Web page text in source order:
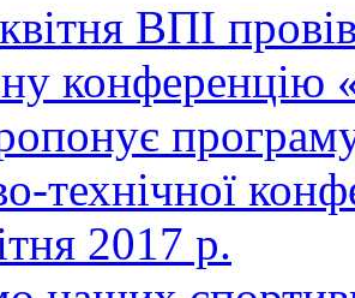
ВПІ
конференцію
технічної
2017 р.